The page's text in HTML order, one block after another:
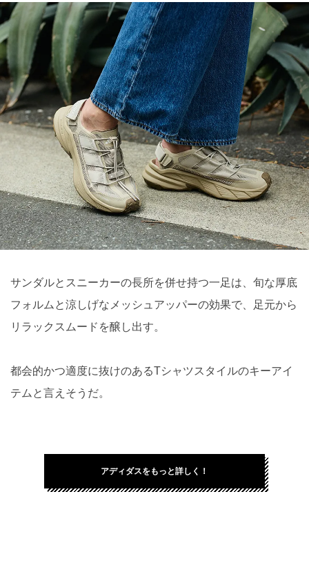
サンダルとスニーカーの長所を併せ持つ一足は、旬な厚底
フォルムと涼しげなメッシュアッパーの効果で、足元から
リラックスムードを醸し出す。
都会的かつ適度に抜けのあるTシャツスタイルのキーアイ
テムと言えそうだ。
アディダスをもっと詳しく！